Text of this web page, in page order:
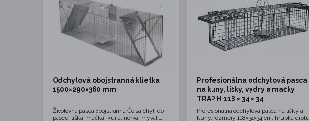
Odchytová obojstranná klietka
1500×290×360 mm
Živolovná pasca obojstranná Čo sa chytí do
pasce: líška, mačka, kuna, norka, mýval,…
Profesionálna odchytová pasca
na kuny, líšky, vydry a mačky
TRAP H 118 × 34 × 34
Profesionálna odchytová pasca na líšky a
kuny, rozmery 118×34×34 cm, hrúbka drôtu